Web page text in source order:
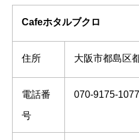
Cafeホタルブクロ
住所 大阪市都島区
電話番
号
070-9175-1077